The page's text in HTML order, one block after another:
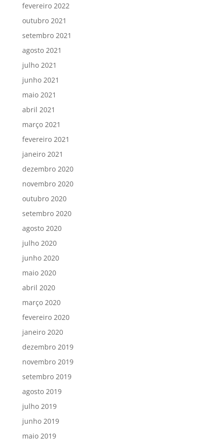
fevereiro 2022
outubro 2021
setembro 2021
agosto 2021
julho 2021
junho 2021
maio 2021
abril 2021
março 2021
fevereiro 2021
janeiro 2021
dezembro 2020
novembro 2020
outubro 2020
setembro 2020
agosto 2020
julho 2020
junho 2020
maio 2020
abril 2020
março 2020
fevereiro 2020
janeiro 2020
dezembro 2019
novembro 2019
setembro 2019
agosto 2019
julho 2019
junho 2019
maio 2019